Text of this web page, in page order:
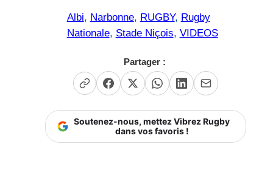
Albi, Narbonne, RUGBY, Rugby
Nationale, Stade Niçois, VIDEOS
Partager :
Soutenez-nous, mettez Vibrez Rugby
dans vos favoris !